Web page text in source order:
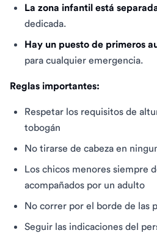
La zona infantil está
dedicada.
Hay un puesto de primeros
para cualquier emergencia.
Reglas importantes:
Respetar los requisitos de
tobogán
No tirarse de cabeza en
Los chicos menores siempre
acompañados por un adulto
No correr por el borde de las
Seguir las indicaciones del